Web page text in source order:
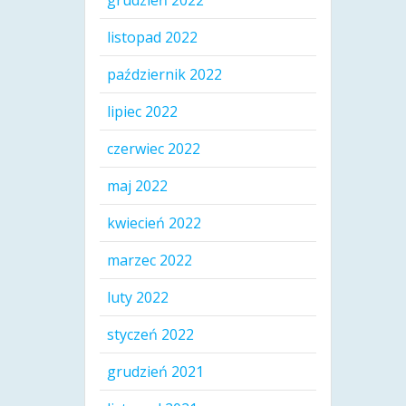
listopad 2022
październik 2022
lipiec 2022
czerwiec 2022
maj 2022
kwiecień 2022
marzec 2022
luty 2022
styczeń 2022
grudzień 2021